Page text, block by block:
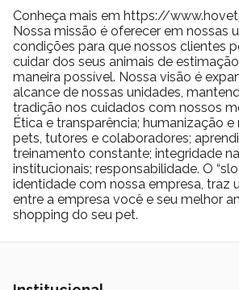
observe o consumo do pet em tempo real,
excessos e facilita o controle da
Esse tipo de ração também contribui para
mais limpo, já que os bastões mantêm sua
tempo na água, reduzindo a desintegração
de resíduos que prejudicam o ecossistema
Para quem busca o melhor para
A escolha da ração certa é um dos
dia a dia de quem convive com tartarugas
aquáticas. E quando se trata de qualidade,
resultado, a Tropical BioRept W Medium
uma referência entre os tutores mais
ativa e saudável.
Conheça mais em https://
Nossa missão é oferecer em nossas
condições para que nossos clientes
cuidar dos seus animais de
maneira possível. Nossa visão é
alcance de nossas unidades,
tradição nos cuidados com nossos
Ética e transparência; humanização
pets, tutores e colaboradores;
treinamento constante; integridade
institucionais; responsabilidade. O
identidade com nossa empresa, traz
entre a empresa você e seu melhor
shopping do seu pet.